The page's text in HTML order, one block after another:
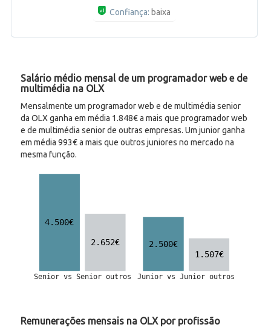
Confiança: baixa
Salário médio mensal de um programador web e de
multimédia na OLX
Mensalmente um programador web e de multimédia senior
da OLX ganha em média 1.848€ a mais que programador web
e de multimédia senior de outras empresas. Um junior ganha
em média 993€ a mais que outros juniores no mercado na
mesma função.
Remunerações mensais na OLX por profissão